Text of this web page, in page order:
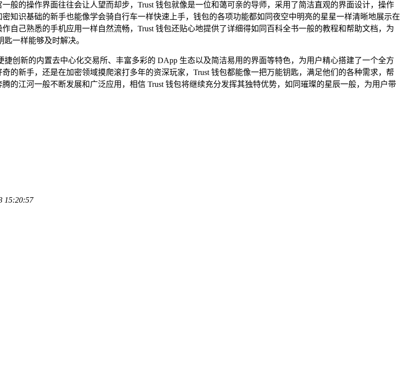
般的操作界面往往会让人望而却步，Trust 钱包就像是一位和蔼可亲的导师，采用了简洁直观的界面设计，操作
知识基础的新手也能像学会骑自行车一样快速上手，钱包的各项功能都如同夜空中明亮的星星一样清晰地展示在
自己熟悉的手机应用一样自然流畅，Trust 钱包还贴心地提供了详细得如同百科全书一般的教程和帮助文档，为
一样能够及时解决。
创新的内置去中心化交易所、丰富多彩的 DApp 生态以及简洁易用的界面等特色，为用户精心搭建了一个全方
的新手，还是在加密领域摸爬滚打多年的资深玩家，Trust 钱包都能像一把万能钥匙，满足他们的各种需求，帮
的江河一般不断发展和广泛应用，相信 Trust 钱包将继续充分发挥其独特优势，如同璀璨的星辰一般，为用户带
15:20:57